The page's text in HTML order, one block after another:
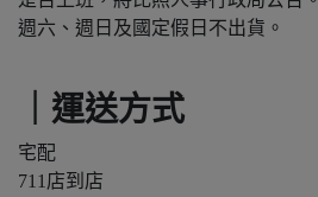
週六、週日及國定假日不出貨。
｜運送方式
宅配
711店到店